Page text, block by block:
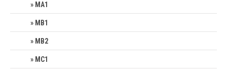
MA1
MB1
MB2
MC1